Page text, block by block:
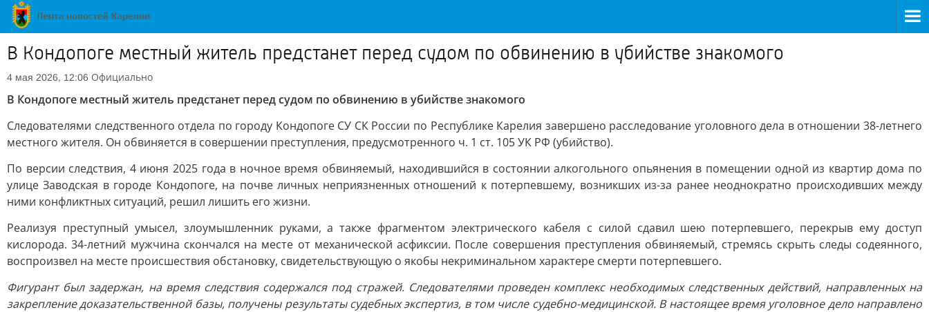
В Кондопоге местный житель предстанет перед судом по обвинению в убийстве знакомого
4 мая 2026, 12:06 Официально
В Кондопоге местный житель предстанет перед судом по обвинению в убийстве знакомого
Следователями следственного отдела по городу Кондопоге СУ СК России по Республике Карелия завершено расследование уголовного дела в отношении 38-летнего
местного жителя. Он обвиняется в совершении преступления, предусмотренного ч. 1 ст. 105 УК РФ (убийство).
По версии следствия, 4 июня 2025 года в ночное время обвиняемый, находившийся в состоянии алкогольного опьянения в помещении одной из квартир дома по
улице Заводская в городе Кондопоге, на почве личных неприязненных отношений к потерпевшему, возникших из-за ранее неоднократно происходивших между
ними конфликтных ситуаций, решил лишить его жизни.
Реализуя преступный умысел, злоумышленник руками, а также фрагментом электрического кабеля с силой сдавил шею потерпевшего, перекрыв ему доступ
кислорода. 34-летний мужчина скончался на месте от механической асфиксии. После совершения преступления обвиняемый, стремясь скрыть следы содеянного,
воспроизвел на месте происшествия обстановку, свидетельствующую о якобы некриминальном характере смерти потерпевшего.
Фигурант был задержан, на время следствия содержался под стражей. Следователями проведен комплекс необходимых следственных действий, направленных на
закрепление доказательственной базы, получены результаты судебных экспертиз, в том числе судебно-медицинской. В настоящее время уголовное дело направлено